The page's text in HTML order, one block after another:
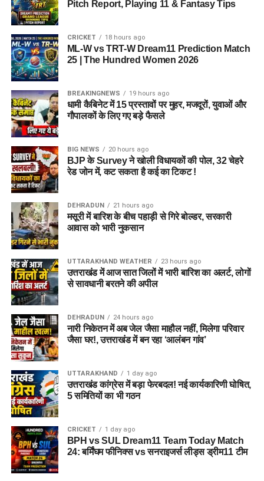
सवारों की मौके पर ही मौत हो गई। पुलिस ने आवश्यक कानूनी कार्रवाई पूरी
कर शव परिजनों को सौंप दिए हैं। फिलहाल दुर्घटना के वास्तविक कारणों
की जांच की जा रही है।
Pitch Report, Playing 11 & Fantasy Tips
CRICKET 18 hours ago
ML-W vs TRT-W Dream11 Prediction Match
25 | The Hundred Women 2026
BREAKINGNEWS 19 hours ago
धामी कैबिनेट में 15 प्रस्तावों पर मुहर, मजदूरों, युवाओं और
गौपालकों के लिए गए बड़े फैसले
BIG NEWS 20 hours ago
BJP के Survey ने खोली विधायकों की पोल, 32 चेहरे
रेड जोन में, कट सकता है कई का टिकट !
DEHRADUN 21 hours ago
मसूरी में बारिश के बीच पहाड़ी से गिरे बोल्डर, सरकारी
आवास को भारी नुकसान
UTTARAKHAND WEATHER 23 hours ago
उत्तराखंड में आज सात जिलों में भारी बारिश का अलर्ट, लोगों
से सावधानी बरतने की अपील
DEHRADUN 24 hours ago
नारी निकेतन में अब जेल जैसा माहौल नहीं, मिलेगा परिवार
जैसा घर!, उत्तराखंड में बन रहा ‘आलंबन गांव’
UTTARAKHAND 1 day ago
उत्तराखंड कांग्रेस में बड़ा फेरबदल! नई कार्यकारिणी घोषित,
5 समितियों का भी गठन
CRICKET 1 day ago
BPH vs SUL Dream11 Team Today Match
24: बर्मिंघम फीनिक्स vs सनराइजर्स लीड्स ड्रीम11 टीम